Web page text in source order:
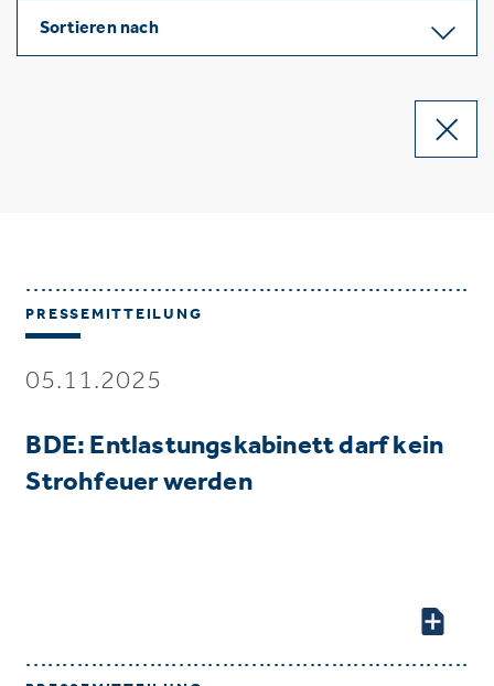
Sortieren nach
PRESSEMITTEILUNG
05.11.2025
BDE: Entlastungskabinett darf kein
Strohfeuer werden